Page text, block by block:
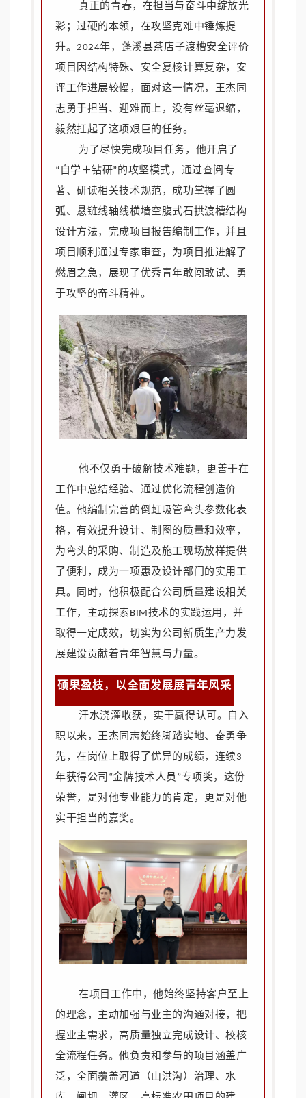
真正的青春，在担当与奋斗中绽放光
彩；过硬的本领，在攻坚克难中锤炼提
升。2024年，蓬溪县茶店子渡槽安全评价
项目因结构特殊、安全复核计算复杂，安
评工作进展较慢，面对这一情况，王杰同
志勇于担当、迎难而上，没有丝毫退缩，
毅然扛起了这项艰巨的任务。
为了尽快完成项目任务，他开启了
“自学＋钻研”的攻坚模式，通过查阅专
著、研读相关技术规范，成功掌握了圆
弧、悬链线轴线横墙空腹式石拱渡槽结构
设计方法，完成项目报告编制工作，并且
项目顺利通过专家审查，为项目推进解了
燃眉之急，展现了优秀青年敢闯敢试、勇
于攻坚的奋斗精神。
他不仅勇于破解技术难题，更善于在
工作中总结经验、通过优化流程创造价
值。他编制完善的倒虹吸管弯头参数化表
格，有效提升设计、制图的质量和效率，
为弯头的采购、制造及施工现场放样提供
了便利，成为一项惠及设计部门的实用工
具。同时，他积极配合公司质量建设相关
工作，主动探索BIM技术的实践运用，并
取得一定成效，切实为公司新质生产力发
展建设贡献着青年智慧与力量。
硕果盈枝，以全面发展展青年风采
汗水浇灌收获，实干赢得认可。自入
职以来，王杰同志始终脚踏实地、奋勇争
先，在岗位上取得了优异的成绩，连续3
年获得公司“金牌技术人员”专项奖，这份
荣誉，是对他专业能力的肯定，更是对他
实干担当的嘉奖。
在项目工作中，他始终坚持客户至上
的理念，主动加强与业主的沟通对接，把
握业主需求，高质量独立完成设计、校核
全流程任务。他负责和参与的项目涵盖广
泛，全面覆盖河道（山洪沟）治理、水